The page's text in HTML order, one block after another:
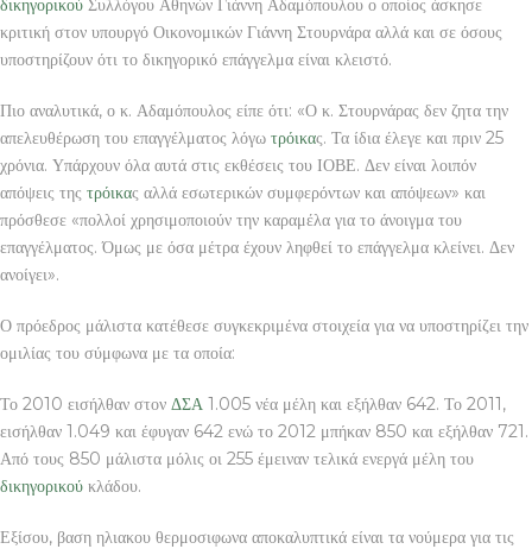
κριτική στον υπουργό Οικονομικών Γιάννη Στουρνάρα αλλά και σε όσους
υποστηρίζουν ότι το δικηγορικό επάγγελμα είναι κλειστό.
Πιο αναλυτικά, ο κ. Αδαμόπουλος είπε ότι: «Ο κ. Στουρνάρας δεν ζητα την
απελευθέρωση του επαγγέλματος λόγω τρόικας. Τα ίδια έλεγε και πριν 25
χρόνια. Υπάρχουν όλα αυτά στις εκθέσεις του ΙΟΒΕ. Δεν είναι λοιπόν
απόψεις της τρόικας αλλά εσωτερικών συμφερόντων και απόψεων» και
πρόσθεσε «πολλοί χρησιμοποιούν την καραμέλα για το άνοιγμα του
επαγγέλματος. Όμως με όσα μέτρα έχουν ληφθεί το επάγγελμα κλείνει. Δεν
ανοίγει».
Ο πρόεδρος μάλιστα κατέθεσε συγκεκριμένα στοιχεία για να υποστηρίζει την
ομιλίας του σύμφωνα με τα οποία:
Το 2010 εισήλθαν στον ΔΣΑ 1.005 νέα μέλη και εξήλθαν 642. Το 2011,
εισήλθαν 1.049 και έφυγαν 642 ενώ το 2012 μπήκαν 850 και εξήλθαν 721.
Από τους 850 μάλιστα μόλις οι 255 έμειναν τελικά ενεργά μέλη του
δικηγορικού κλάδου.
Εξίσου, βαση ηλιακου θερμοσιφωνα αποκαλυπτικά είναι τα νούμερα για τις